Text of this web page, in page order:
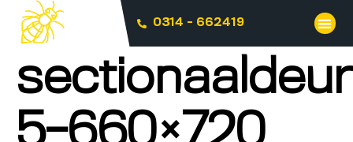
0314 - 662419